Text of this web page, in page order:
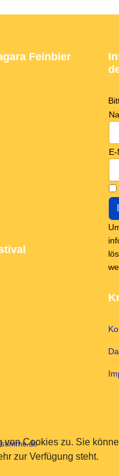
Feinbier
Cookies zu. Sie
zur Verfügung steht.